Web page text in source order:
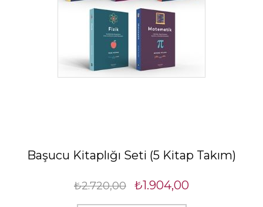
Başucu Kitaplığı Seti (5 Kitap Takım)
₺2.720,00 ₺1.904,00